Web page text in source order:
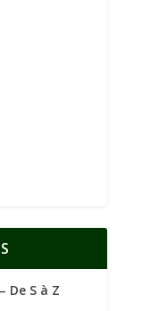
De S à Z